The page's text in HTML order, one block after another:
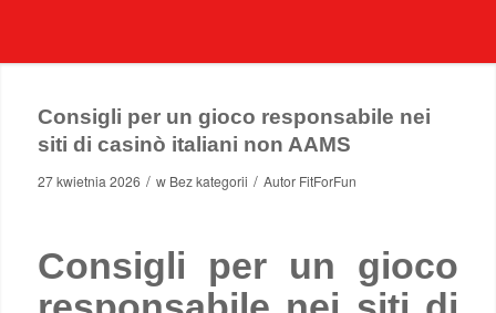
Consigli per un gioco responsabile nei
siti di casinò italiani non AAMS
27 kwietnia 2026 / w Bez kategorii / Autor FitForFun
Consigli per un gioco